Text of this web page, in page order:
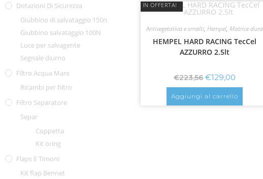
Dotazioni Di Sicurezza
Giubbino di salvataggio 150n
Giubbino salvataggio 100N
Luce per salvagente
Segnale diurno
Filtro Acqua Mare
Ricambi per filtro
Filtro Separatore
Separ
Coppetta
Kit oring
Flaps E Timoni
Kit flap Bennet
IN OFFERTA!
Antivegetativa e smalti, Hempel, Matrice dura
HEMPEL HARD RACING TecCel
AZZURRO 2.5lt
€223,56 €129,00
Aggiungi al carrello